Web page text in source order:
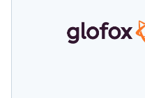
スピーディー
デ
期
ホスピタ
レジャー
リソース
アプリへ
お問い合